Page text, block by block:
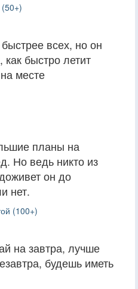
всех, но он
быстро летит
месте
планы на
Но ведь никто из
он до
нет.
(100+)
на завтра, лучше
будешь иметь